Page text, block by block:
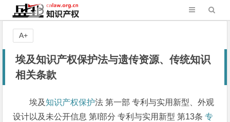
埃及知识产权保护法与遗传资源、传统知识
相关条款
埃及知识产权保护法 第一部 专利与实用新型、外观
设计以及未公开信息 第I部分 专利与实用新型 第13条专
A+